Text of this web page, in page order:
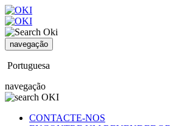
navegação
Portuguesa
navegação
CONTACTE-NOS